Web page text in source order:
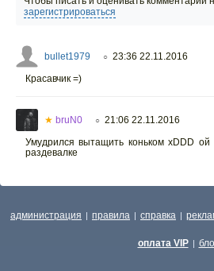
зарегистрироваться
bullet1979 ○ 23:36 22.11.2016
Красавчик =)
★ bruN0 ○ 21:06 22.11.2016
Умудрился вытащить коньком xDDD
раздевалке
администрация | правила | справка |
оплата VIP |